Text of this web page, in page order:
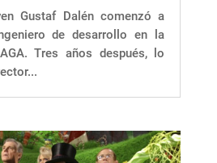
Gustaf Dalén comenzó a
de desarrollo en la
Tres años después, lo